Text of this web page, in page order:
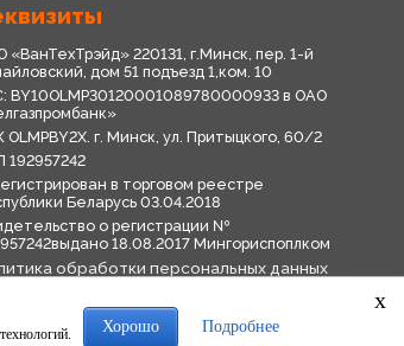
«ВанТехТрэйд» 220131, г.Минск, пер. 1-й
дом 51 подъезд 1,ком. 10
BY10OLMP30120001089780000933 в OАО
OLMPBY2X. г. Минск, ул. Притыцкого, 60/2
192957242
в торговом реестре
Беларусь 03.04.2018
о регистрации №
18.08.2017 Мингориспоплком
обработки персональных данных
в отношении обработки файлов
x
Хорошо Подробнее